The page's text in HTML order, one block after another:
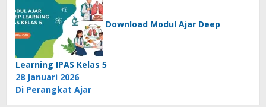
Download Modul Ajar Deep
Learning IPAS Kelas 5
28 Januari 2026
Di Perangkat Ajar